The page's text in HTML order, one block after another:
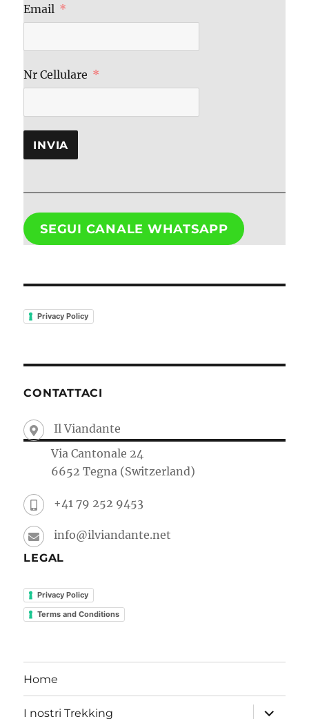
Email
Nr Cellulare
INVIA
SEGUI CANALE WHATSAPP
Privacy Policy
CONTATTACI
Il Viandante
Via Cantonale 24
6652 Tegna (Switzerland)
+41 79 252 9453
info@ilviandante.net
LEGAL
Privacy Policy
Terms and Conditions
Home
I nostri Trekking